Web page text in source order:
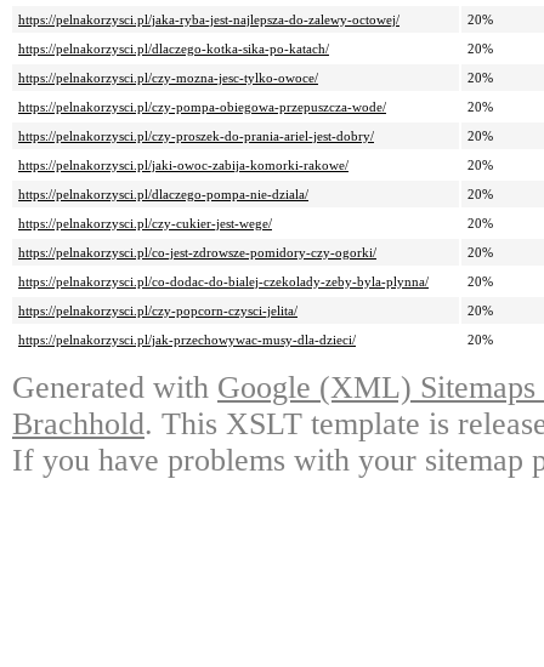
https://pelnakorzysci.pl/jaka-ryba-jest-najlepsza-do-zalewy-octowej/
20%
https://pelnakorzysci.pl/dlaczego-kotka-sika-po-katach/
20%
https://pelnakorzysci.pl/czy-mozna-jesc-tylko-owoce/
20%
https://pelnakorzysci.pl/czy-pompa-obiegowa-przepuszcza-wode/
20%
https://pelnakorzysci.pl/czy-proszek-do-prania-ariel-jest-dobry/
20%
https://pelnakorzysci.pl/jaki-owoc-zabija-komorki-rakowe/
20%
https://pelnakorzysci.pl/dlaczego-pompa-nie-dziala/
20%
https://pelnakorzysci.pl/czy-cukier-jest-wege/
20%
https://pelnakorzysci.pl/co-jest-zdrowsze-pomidory-czy-ogorki/
20%
https://pelnakorzysci.pl/co-dodac-do-bialej-czekolady-zeby-byla-plynna/
20%
https://pelnakorzysci.pl/czy-popcorn-czysci-jelita/
20%
https://pelnakorzysci.pl/jak-przechowywac-musy-dla-dzieci/
20%
Generated with Google (XML)
Brachhold. This XSLT template is
If you have problems with your sitemap